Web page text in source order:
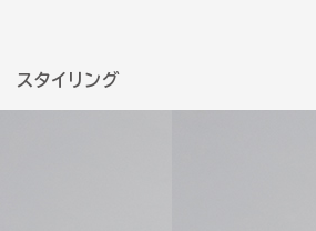
スタイリング